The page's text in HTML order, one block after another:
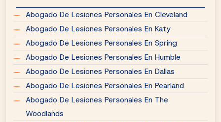
Abogado De Lesiones Personales En Cleveland
Abogado De Lesiones Personales En Katy
Abogado De Lesiones Personales En Spring
Abogado De Lesiones Personales En Humble
Abogado De Lesiones Personales En Dallas
Abogado De Lesiones Personales En Pearland
Abogado De Lesiones Personales En The
Woodlands